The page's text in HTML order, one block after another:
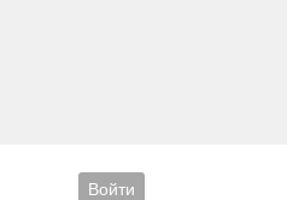
Войти